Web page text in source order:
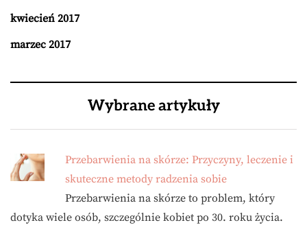
kwiecień 2017
marzec 2017
Wybrane artykuły
Przebarwienia na skórze: Przyczyny, leczenie i
skuteczne metody radzenia sobie
Przebarwienia na skórze to problem, który
dotyka wiele osób, szczególnie kobiet po 30. roku życia.